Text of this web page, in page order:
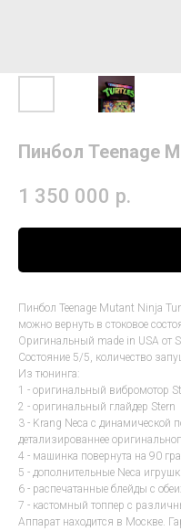
Пинбол Teenage
1 350 000 р.
Пинбол Teenage Mutant Ninja
можно вернуть в стоковое
Оригинальный made in USA от
Состояние 5/5, количество
Из тюнинга:
1 - оригинальный вибромотор
2 - оригинальный глайдер Stern
3 - Krang Neca с динамической
детализированнее
4 - машинка повернута на 90
5 - дополнительные Neca
6 - распечатанные блейды с
7 - кастомный топпер с
Аппарат находится в Москве.